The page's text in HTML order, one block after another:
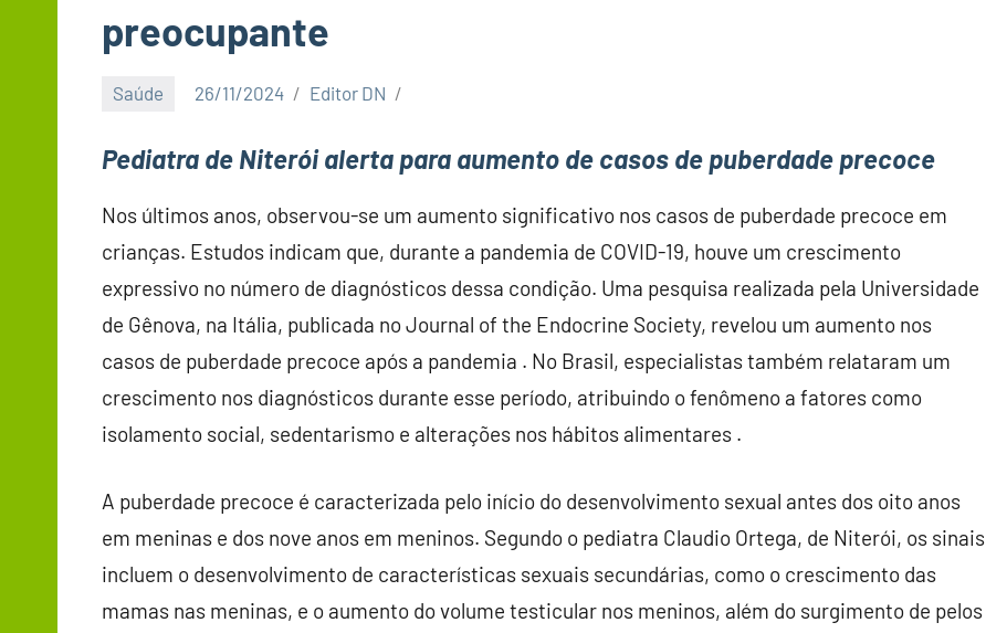
preocupante
Saúde 26/11/2024 Editor DN
Pediatra de Niterói alerta para aumento de casos de puberdade precoce
Nos últimos anos, observou-se um aumento significativo nos casos de puberdade precoce em
crianças. Estudos indicam que, durante a pandemia de COVID-19, houve um crescimento
expressivo no número de diagnósticos dessa condição. Uma pesquisa realizada pela Universidade
de Gênova, na Itália, publicada no Journal of the Endocrine Society, revelou um aumento nos
casos de puberdade precoce após a pandemia ​​. No Brasil, especialistas também relataram um
crescimento nos diagnósticos durante esse período, atribuindo o fenômeno a fatores como
isolamento social, sedentarismo e alterações nos hábitos alimentares ​​.
A puberdade precoce é caracterizada pelo início do desenvolvimento sexual antes dos oito anos
em meninas e dos nove anos em meninos. Segundo o pediatra Claudio Ortega, de Niterói, os sinais
incluem o desenvolvimento de características sexuais secundárias, como o crescimento das
mamas nas meninas, e o aumento do volume testicular nos meninos, além do surgimento de pelos